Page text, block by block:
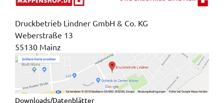
Druckbetrieb Lindner GmbH & Co. KG
Weberstraße 13
55130 Mainz
Downloads/Datenblätter